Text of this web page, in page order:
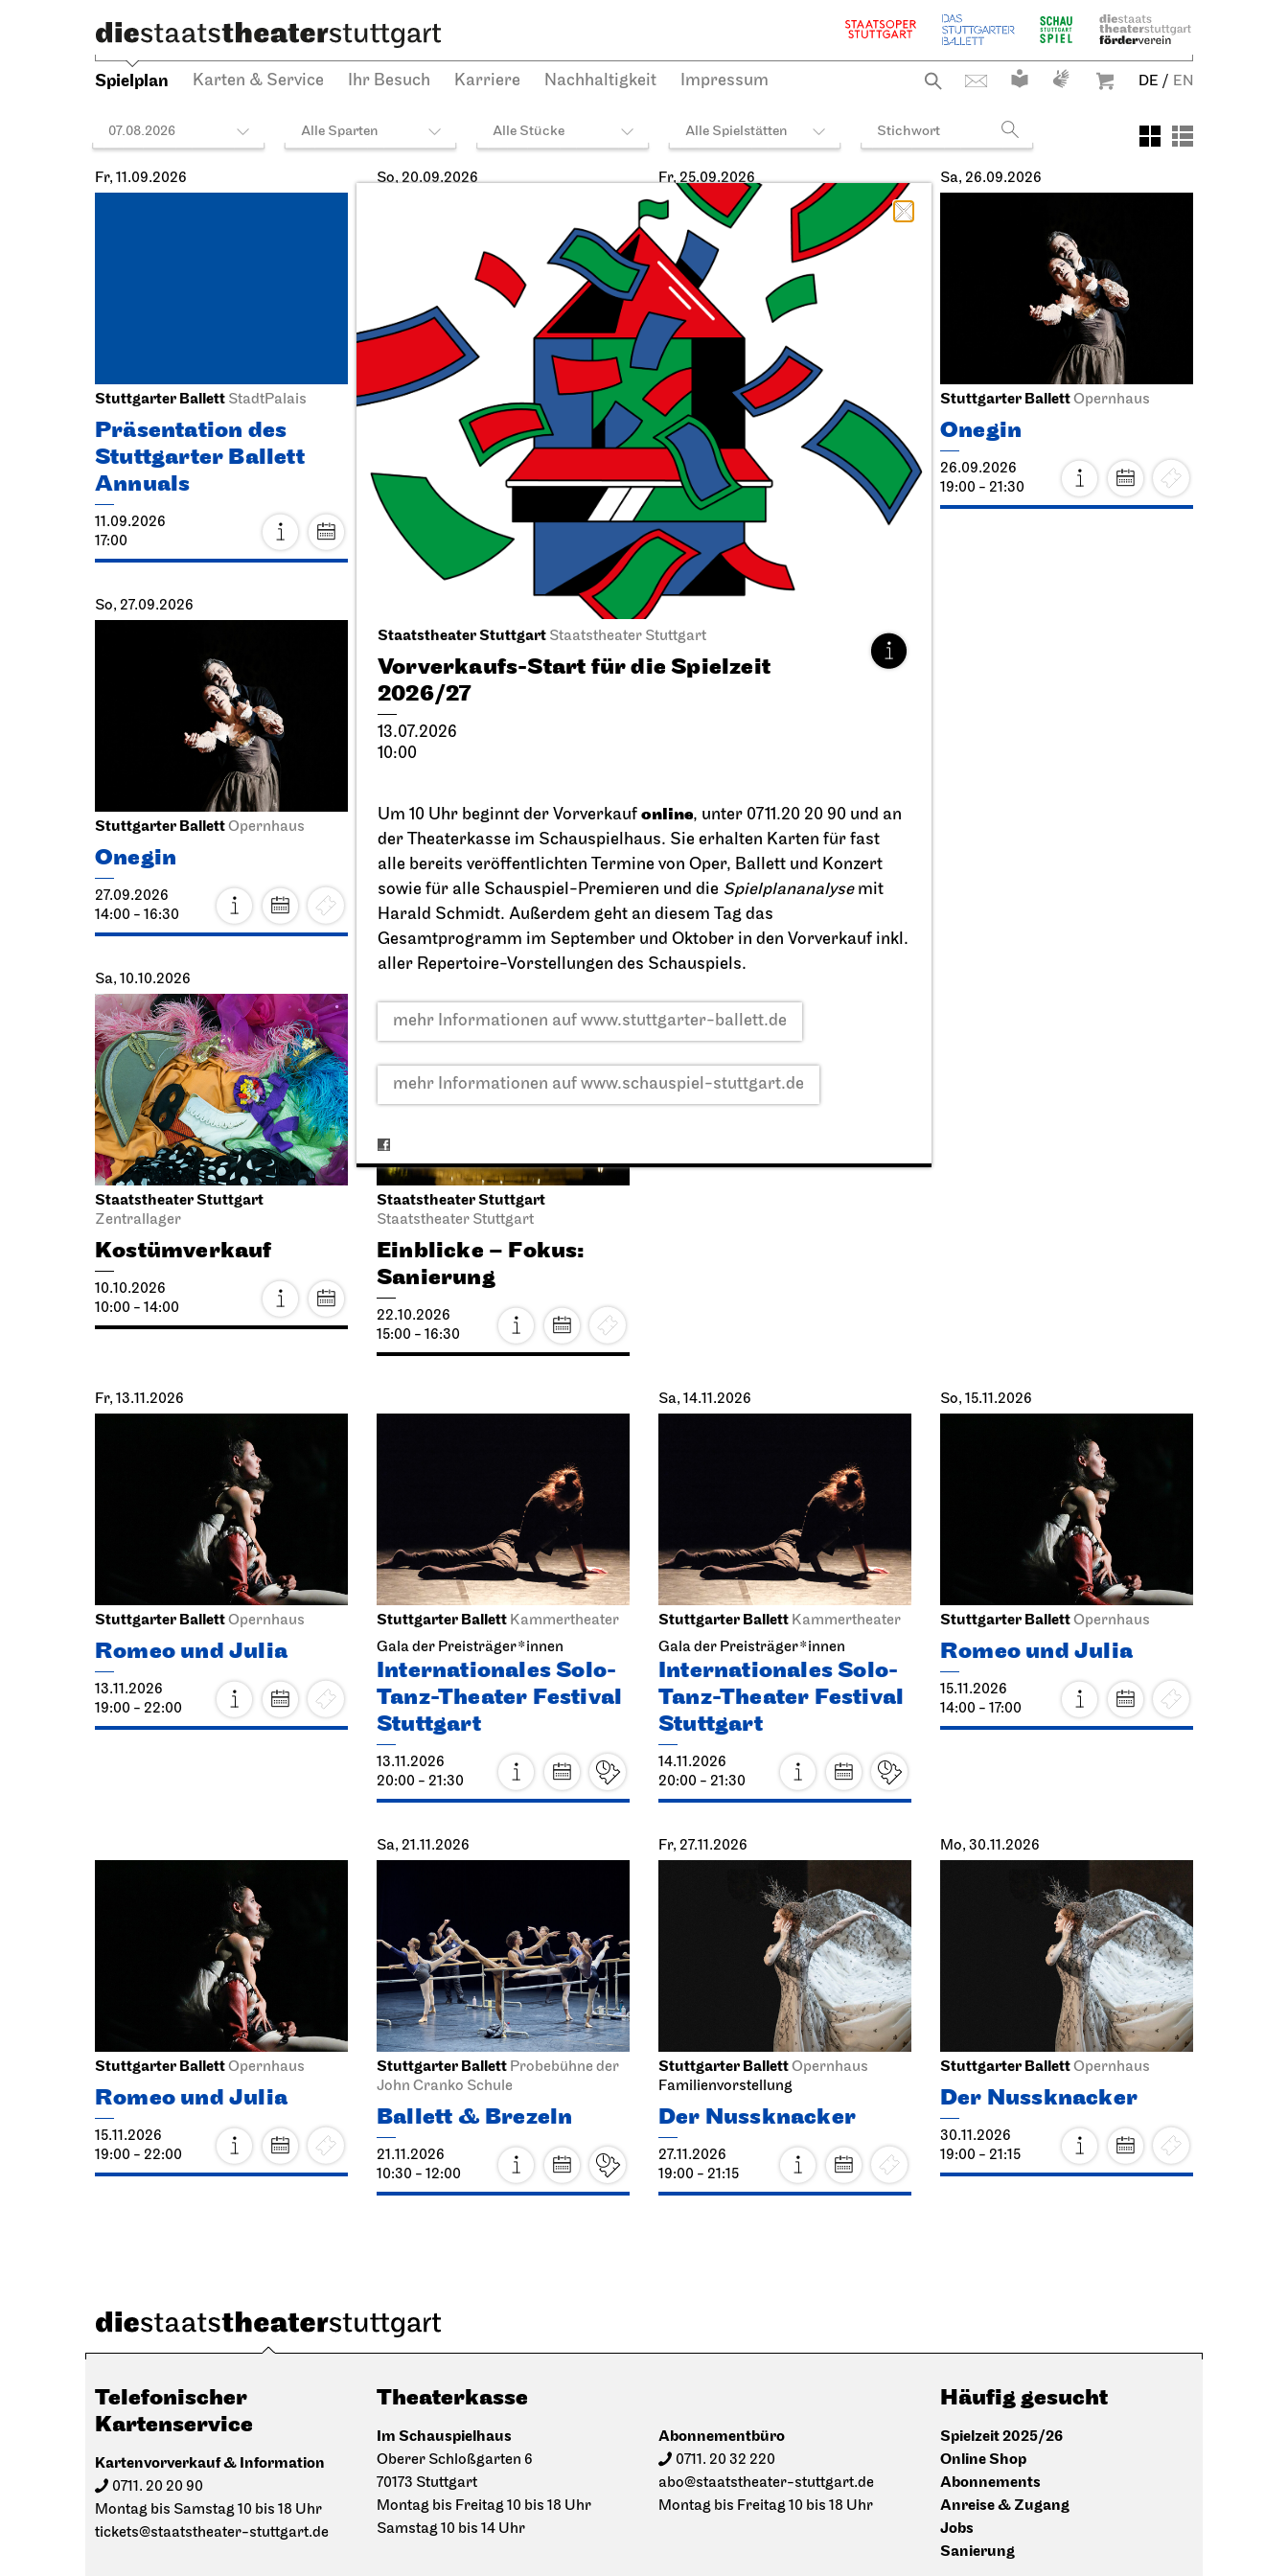
Staatstheater Stuttgart Staatstheater Stuttgart
Vorverkaufs-Start für die Spielzeit
2026/27
13.07.2026
10:00
Um 10 Uhr beginnt der Vorverkauf online, unter 0711.20 20 90 und an
der Theaterkasse im Schauspielhaus. Sie erhalten Karten für fast
alle bereits veröffentlichten Termine von Oper, Ballett und Konzert
sowie für alle Schauspiel-Premieren und die Spielplananalyse mit
Harald Schmidt. Außerdem geht an diesem Tag das
Gesamtprogramm im September und Oktober in den Vorverkauf inkl.
aller Repertoire-Vorstellungen des Schauspiels.
mehr Informationen auf www.stuttgarter-ballett.de
mehr Informationen auf www.schauspiel-stuttgart.de
Spielplan Karten & Service Ihr Besuch Karriere Nachhaltigkeit Impressum DE / EN
07.08.2026 Alle Sparten Alle Stücke Alle Spielstätten
Fr, 11.09.2026
Stuttgarter Ballett StadtPalais
Präsentation des
Stuttgarter Ballett
Annuals
11.09.2026
17:00
So, 20.09.2026
Staatstheater Stuttgart
Opernhaus,
Schauspielhaus und Opernvorplatz
Theaterfest am
Eckensee
20.09.2026
11:00 - 18:00
Fr, 25.09.2026
Stuttgarter BallettOpernhaus
Onegin
25.09.2026
19:00 - 21:30
Sa, 26.09.2026
Stuttgarter BallettOpernhaus
Onegin
26.09.2026
19:00 - 21:30
So, 27.09.2026
Stuttgarter BallettOpernhaus
Onegin
27.09.2026
14:00 - 16:30
Stuttgarter Ballett
Onegin
27.09.2026
19:00 - 21:30
Sa, 10.10.2026
Staatstheater Stuttgart
Zentrallager
Kostümverkauf
10.10.2026
10:00 - 14:00
Staatstheater Stuttgart
Staatstheater Stuttgart
Einblicke – Fokus:
Sanierung
22.10.2026
15:00 - 16:30
Fr, 13.11.2026
Stuttgarter BallettOpernhaus
Romeo und Julia
13.11.2026
19:00 - 22:00
Stuttgarter Ballett Kammertheater
Gala der Preisträger*innen
Internationales Solo-
Tanz-Theater Festival
Stuttgart
13.11.2026
20:00 - 21:30
Sa, 14.11.2026
Stuttgarter Ballett Kammertheater
Gala der Preisträger*innen
Internationales Solo-
Tanz-Theater Festival
Stuttgart
14.11.2026
20:00 - 21:30
So, 15.11.2026
Stuttgarter BallettOpernhaus
Romeo und Julia
15.11.2026
14:00 - 17:00
Stuttgarter BallettOpernhaus
Romeo und Julia
15.11.2026
19:00 - 22:00
Sa, 21.11.2026
Stuttgarter Ballett Probebühne der
John Cranko Schule
Ballett & Brezeln
21.11.2026
10:30 - 12:00
Fr, 27.11.2026
Stuttgarter BallettOpernhaus
Familienvorstellung
Der Nussknacker
27.11.2026
19:00 - 21:15
Mo, 30.11.2026
Stuttgarter BallettOpernhaus
Der Nussknacker
30.11.2026
19:00 - 21:15
Telefonischer
Kartenservice
Kartenvorverkauf & Information
0711. 20 20 90
Montag bis Samstag 10 bis 18 Uhr
tickets@staatstheater-stuttgart.de
Theaterkasse
Im Schauspielhaus
Oberer Schloßgarten 6
70173 Stuttgart
Montag bis Freitag 10 bis 18 Uhr
Samstag 10 bis 14 Uhr
Abonnementbüro
0711. 20 32 220
abo@staatstheater-stuttgart.de
Montag bis Freitag 10 bis 18 Uhr
Häufig gesucht
Spielzeit 2025/26
Online Shop
Abonnements
Anreise & Zugang
Jobs
Sanierung